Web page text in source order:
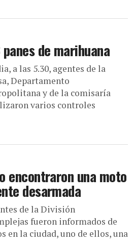
de marihuana
a las 5.30, agentes de la
Departamento
y de la comisaría
varios controles
encontraron una moto
desarmada
de la División
fueron informados de
en la ciudad, uno de ellos, una